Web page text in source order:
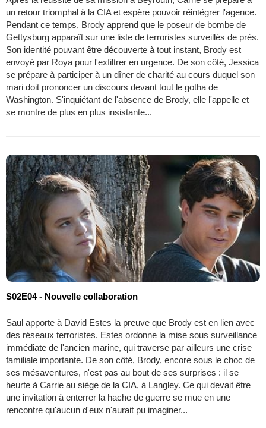
un retour triomphal à la CIA et espère pouvoir réintégrer l'agence.
Pendant ce temps, Brody apprend que le poseur de bombe de
Gettysburg apparaît sur une liste de terroristes surveillés de près.
Son identité pouvant être découverte à tout instant, Brody est
envoyé par Roya pour l'exfiltrer en urgence. De son côté, Jessica
se prépare à participer à un dîner de charité au cours duquel son
mari doit prononcer un discours devant tout le gotha de
Washington. S'inquiétant de l'absence de Brody, elle l'appelle et
se montre de plus en plus insistante...
S02E04 - Nouvelle collaboration
Saul apporte à David Estes la preuve que Brody est en lien avec
des réseaux terroristes. Estes ordonne la mise sous surveillance
immédiate de l'ancien marine, qui traverse par ailleurs une crise
familiale importante. De son côté, Brody, encore sous le choc de
ses mésaventures, n'est pas au bout de ses surprises : il se
heurte à Carrie au siège de la CIA, à Langley. Ce qui devait être
une invitation à enterrer la hache de guerre se mue en une
rencontre qu'aucun d'eux n'aurait pu imaginer...